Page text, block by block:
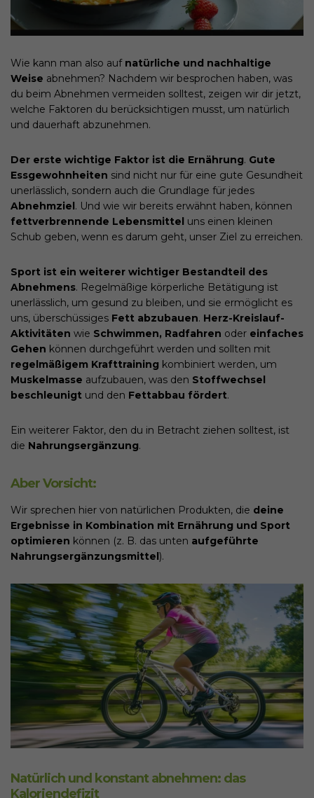
Wie kann man also aufnatürliche und nachhaltige
Weise abnehmen? Nachdem wir besprochen haben, was
du beim Abnehmen vermeiden solltest, zeigen wir dir jetzt,
welche Faktoren du berücksichtigen musst, um natürlich
und dauerhaft abzunehmen.
Der erste wichtige Faktor ist die Ernährung. Gute
Essgewohnheiten sind nicht nur für eine gute Gesundheit
unerlässlich, sondern auch die Grundlage für jedes
Abnehmziel . Und wie wir bereits erwähnt haben, können
fettverbrennende Lebensmittel uns einen kleinen
Schub geben, wenn es darum geht, unser Ziel zu erreichen.
Sport ist ein weiterer wichtiger Bestandteil des
Abnehmens. Regelmäßige körperliche Betätigung ist
unerlässlich, um gesund zu bleiben, und sie ermöglicht es
uns, überschüssiges Fett abzubauen. Herz-Kreislauf-
Aktivitäten wie Schwimmen, Radfahren oder einfaches
Gehen können durchgeführt werden und sollten mit
regelmäßigem Krafttraining kombiniert werden, um
Muskelmasse aufzubauen, was den Stoffwechsel
beschleunigt und den Fettabbau fördert.
Ein weiterer Faktor, den du in Betracht ziehen solltest, ist
die Nahrungsergänzung.
Aber Vorsicht:
Wir sprechen hier von natürlichen Produkten, die deine
Ergebnisse in Kombination mit Ernährung und Sport
optimieren können (z. B. das unten aufgeführte
Nahrungsergänzungsmittel ).
Natürlich und konstant abnehmen: das
Kaloriendefizit